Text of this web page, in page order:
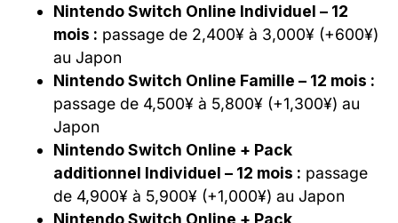
Nintendo Switch Online Individuel – 12
mois : passage de 2,400¥ à 3,000¥ (+600¥)
au Japon
Nintendo Switch Online Famille – 12 mois :
passage de 4,500¥ à 5,800¥ (+1,300¥) au
Japon
Nintendo Switch Online + Pack
additionnel Individuel – 12 mois : passage
de 4,900¥ à 5,900¥ (+1,000¥) au Japon
Nintendo Switch Online + Pack